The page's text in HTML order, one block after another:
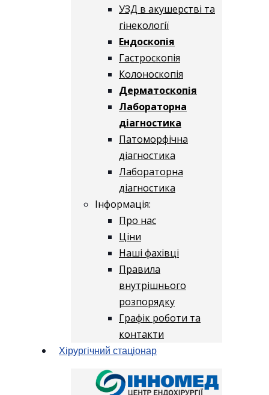
УЗД в акушерстві та
гінекології
Ендоскопія
Гастроскопія
Колоноскопія
Дерматоскопія
Лабораторна
діагностика
Патоморфічна
діагностика
Лабораторна
діагностика
Інформація:
Про нас
Ціни
Наші фахівці
Правила
внутрішнього
розпорядку
Графік роботи та
контакти
Хірургічний стаціонар